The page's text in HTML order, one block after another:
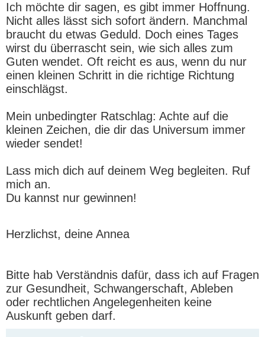
Ich möchte dir sagen, es gibt immer Hoffnung.
Nicht alles lässt sich sofort ändern. Manchmal
braucht du etwas Geduld. Doch eines Tages
wirst du überrascht sein, wie sich alles zum
Guten wendet. Oft reicht es aus, wenn du nur
einen kleinen Schritt in die richtige Richtung
einschlägst.
Mein unbedingter Ratschlag: Achte auf die
kleinen Zeichen, die dir das Universum immer
wieder sendet!
Lass mich dich auf deinem Weg begleiten. Ruf
mich an.
Du kannst nur gewinnen!
Herzlichst, deine Annea
Bitte hab Verständnis dafür, dass ich auf Fragen
zur Gesundheit, Schwangerschaft, Ableben
oder rechtlichen Angelegenheiten keine
Auskunft geben darf.